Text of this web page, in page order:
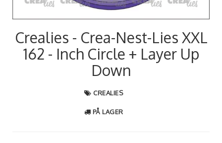
Crealies - Crea-Nest-Lies XXL
162 - Inch Circle + Layer Up
Down
CREALIES
PÅ LAGER